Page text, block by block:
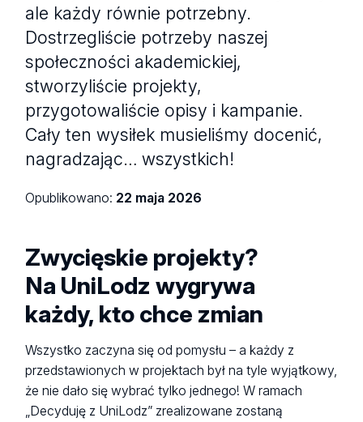
ale każdy równie potrzebny.
Dostrzegliście potrzeby naszej
społeczności akademickiej,
stworzyliście projekty,
przygotowaliście opisy i kampanie.
Cały ten wysiłek musieliśmy docenić,
nagradzając… wszystkich!
Opublikowano: 22 maja 2026
Zwycięskie projekty?
Na UniLodz wygrywa
każdy, kto chce zmian
Wszystko zaczyna się od pomysłu – a każdy z
przedstawionych w projektach był na tyle wyjątkowy,
że nie dało się wybrać tylko jednego! W ramach
„Decyduję z UniLodz” zrealizowane zostaną